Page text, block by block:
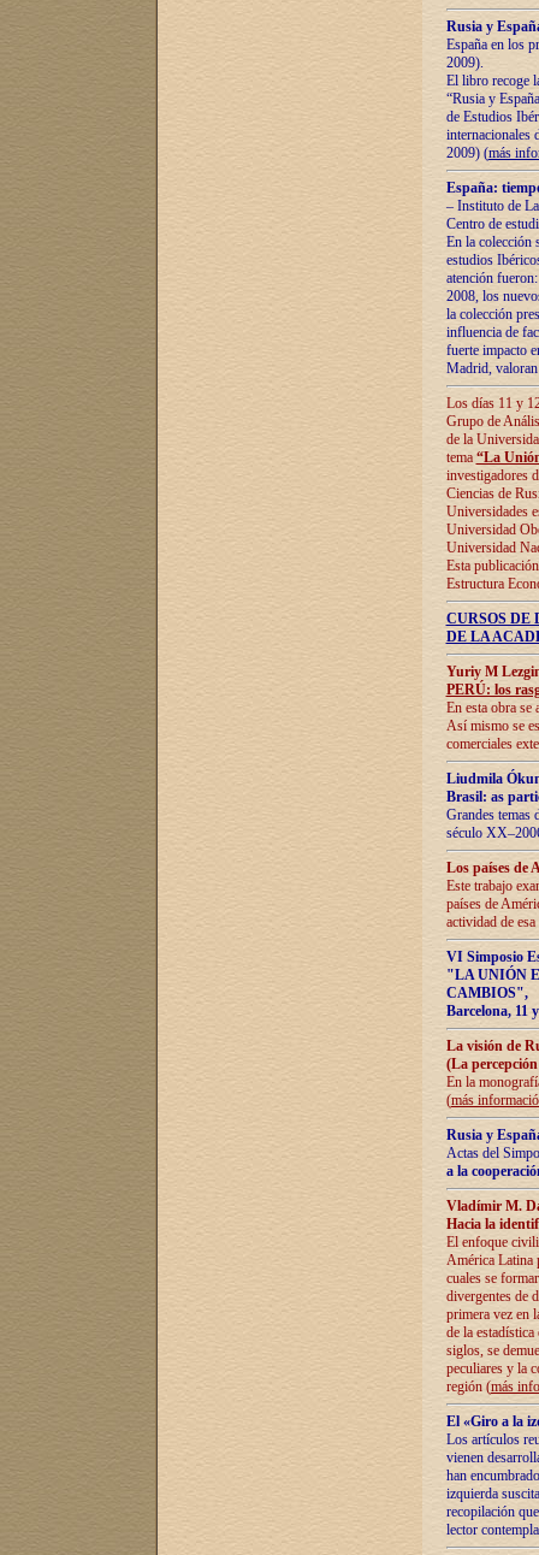
Rusia y
España en los
2009).
El libro recoge
“Rusia y
de Estudios
internacionales
2009) (más
España:
– Instituto de
Centro de
En la colección
estudios
atención
2008, los
la colección
influencia de
fuerte impacto
Madrid,
Los días 11 y
Grupo de
de la
tema “La
investigadores
Ciencias de
Universidades
Universidad
Universidad
Esta
Estructura
CURSOS
DE LA
Yuriy M
PERÚ: los
En esta obra se
Así mismo se
comerciales
Liudmila
Brasil: as
Grandes temas
século
Los países de
Este trabajo
países de
actividad de
VI Simposio
"LA UNIÓN
CAMBIOS",
Barcelona, 11
La visión de
(La
En la
(más
Rusia y
Actas del
a la
Vladímir M.
Hacia la
El enfoque
América Latina
cuales se
divergentes de
primera vez en
de la
siglos, se
peculiares y la
región (más
El «Giro a la
Los artículos
vienen
han
izquierda
recopilación
lector